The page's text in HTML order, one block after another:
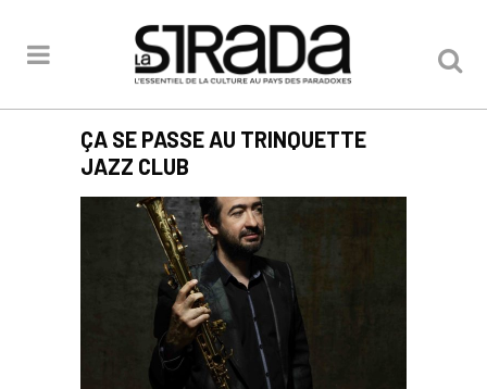
ÇA SE PASSE AU TRINQUETTE
JAZZ CLUB